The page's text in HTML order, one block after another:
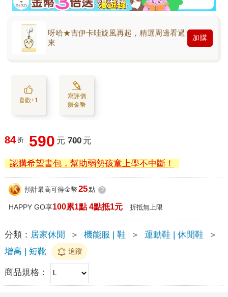
呀哈★吉伊卡哇旋風再起，精選周邊看過
來
加購
喜歡+1
寫評價
賺金幣
84 折 590 元 700 元
認購希望書包，幫助弱勢孩童上學不中斷！
預計最高可得金幣 25點 ?
HAPPY GO享100累1點 4點抵1元 折抵無上限
分類： 居家休閒 ＞ 機能服 | 鞋 ＞ 運動鞋 | 休閒鞋
＞
增高 | 短靴
追蹤
商品規格：